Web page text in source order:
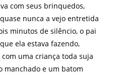
com seus brinquedos,
nunca a vejo entretida
minutos de silêncio, o pai
ela estava fazendo,
uma criança toda suja
manchado e um batom